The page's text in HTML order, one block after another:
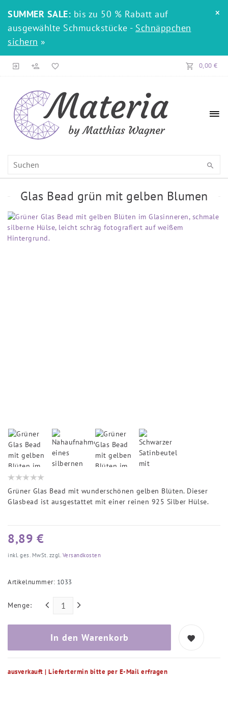
SUMMER SALE: bis zu 50 % Rabatt auf
ausgewählte Schmuckstücke - Schnäppchen
sichern »
×
0,00 €
Glas Bead grün mit gelben Blumen
Grüner Glas Bead mit wunderschönen gelben Blüten. Dieser
Glasbead ist ausgestattet mit einer reinen 925 Silber Hülse.
8,89 €
inkl. ges. MwSt. zzgl. Versandkosten
Artikelnummer: 1033
Menge:
In den Warenkorb
ausverkauft | Liefertermin bitte per E-Mail erfragen